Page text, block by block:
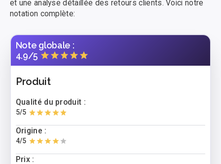
et une analyse détaillée des retours clients. Voici notre
notation complète:
Note globale :
4.9/5
Produit
Qualité du produit :
5/5
Origine :
4/5
Prix :